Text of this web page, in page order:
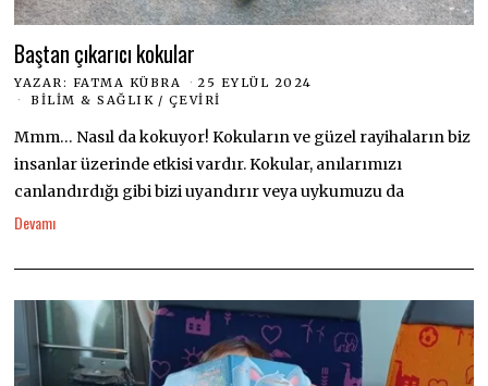
Baştan çıkarıcı kokular
YAZAR: FATMA KÜBRA
25 EYLÜL 2024
BILIM & SAĞLIK / ÇEVIRI
Mmm… Nasıl da kokuyor! Kokuların ve güzel rayihaların biz
insanlar üzerinde etkisi vardır. Kokular, anılarımızı
canlandırdığı gibi bizi uyandırır veya uykumuzu da
Devamı